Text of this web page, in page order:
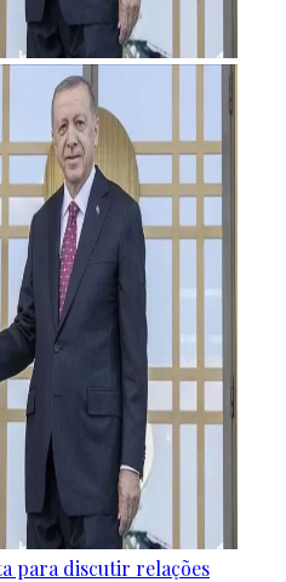
para discutir relações